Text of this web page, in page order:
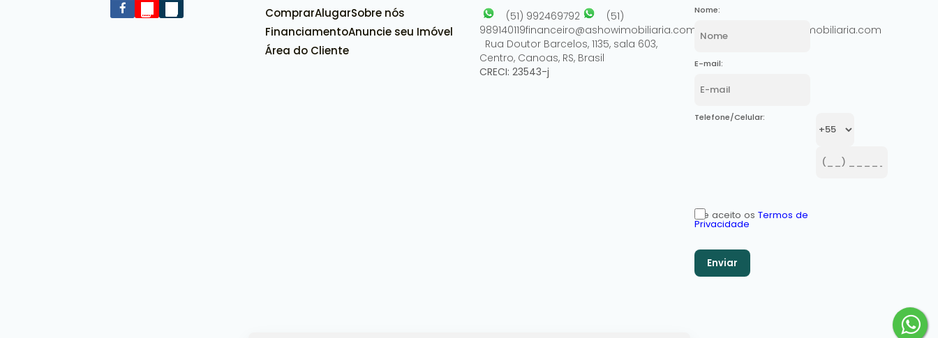
ComprarAlugarSobre nós
FinanciamentoAnuncie seu Imóvel
Área do Cliente
(51) 992469792
(51)
989140119financeiro@ashowimobiliaria.com.br
comercial@ashowimobiliaria.com
Rua Doutor Barcelos, 1135, sala 603,
Centro, Canoas, RS, Brasil
CRECI: 23543-j
Nome:
E-mail:
Telefone/Celular:
Li e aceito os Termos de
Privacidade